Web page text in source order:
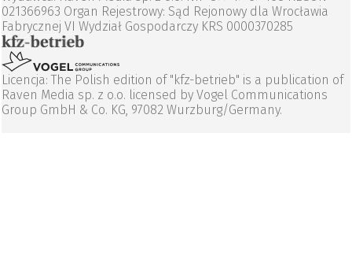
021366963 Organ Rejestrowy: Sąd Rejonowy dla Wrocławia
Fabrycznej VI Wydział Gospodarczy KRS 0000370285
Licencja: The Polish edition of "kfz-betrieb" is a publication of
Raven Media sp. z o.o. licensed by Vogel Communications
Group GmbH & Co. KG, 97082 Wurzburg/Germany.